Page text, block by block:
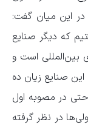
در این میان گفت:
که دیگر صنایع
بین‌المللی است و
این صنایع زیان ده
حتی در مصوبه اول
در نظر گرفته